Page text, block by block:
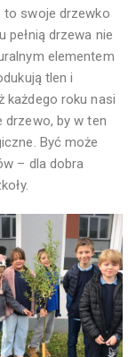
to swoje drzewko
pełnią drzewa nie
elementem
tlen i
każdego roku nasi
drzewo, by w ten
Być może
– dla dobra